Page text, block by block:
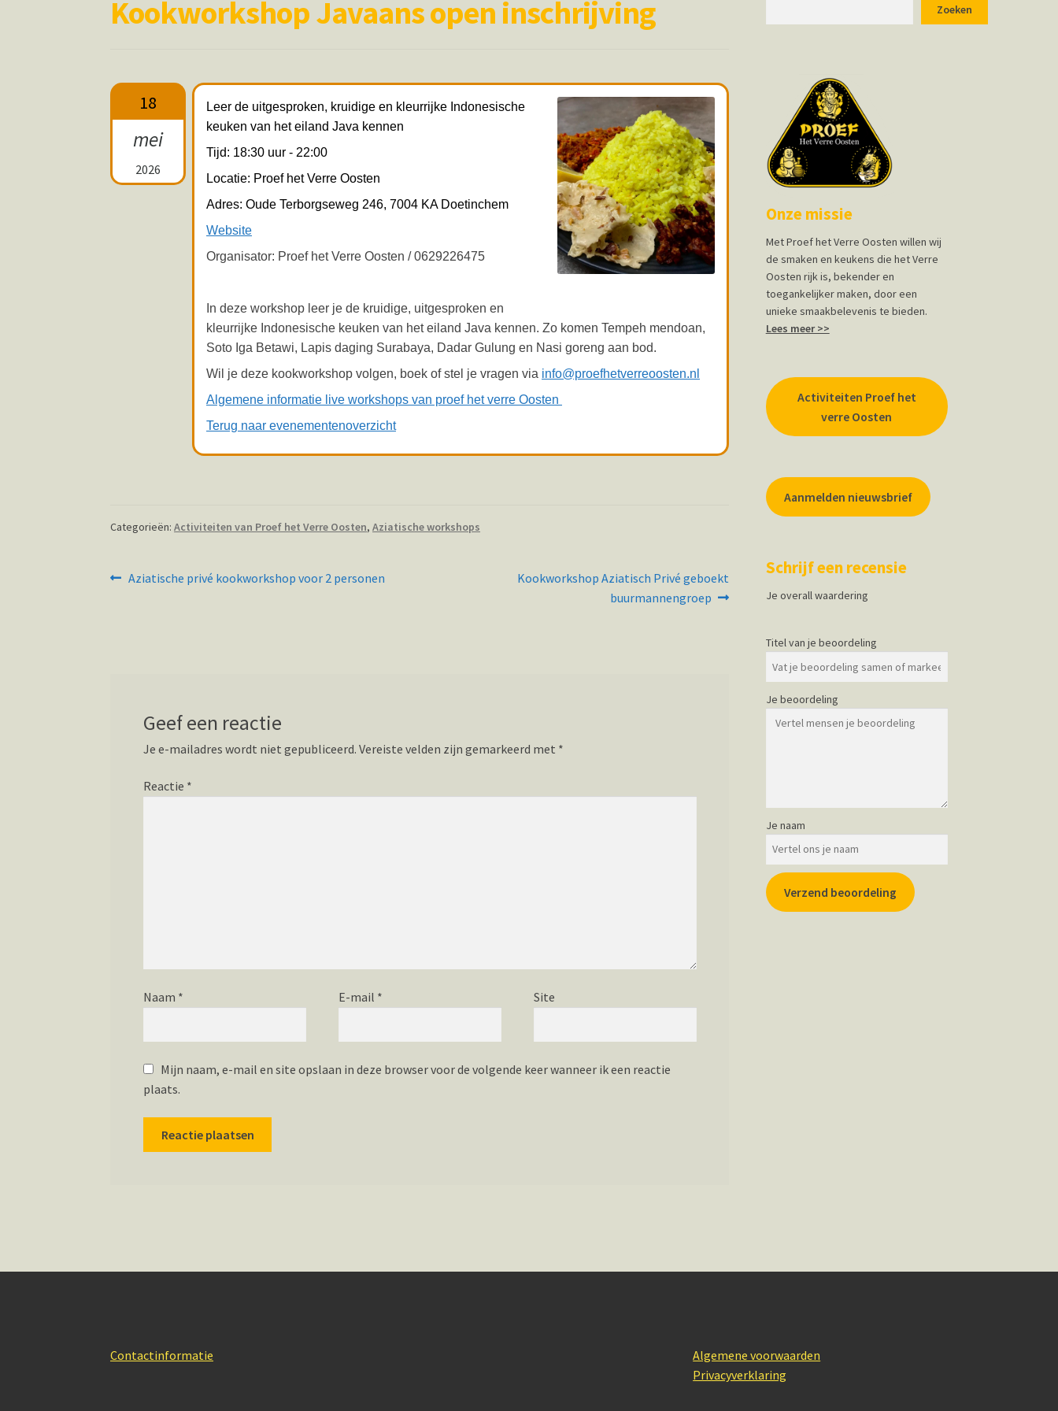
Kookworkshop Javaans open inschrijving
18
mei
2026
Leer de uitgesproken, kruidige en kleurrijke Indonesische
keuken van het eiland Java kennen
Tijd: 18:30 uur - 22:00
Locatie: Proef het Verre Oosten
Adres: Oude Terborgseweg 246, 7004 KA Doetinchem
Website
Organisator: Proef het Verre Oosten / 0629226475
In deze workshop leer je de kruidige, uitgesproken en
kleurrijke Indonesische keuken van het eiland Java kennen. Zo komen Tempeh mendoan,
Soto Iga Betawi, Lapis daging Surabaya, Dadar Gulung en Nasi goreng aan bod.
Wil je deze kookworkshop volgen, boek of stel je vragen via info@proefhetverreoosten.nl
Algemene informatie live workshops van proef het verre Oosten
Terug naar evenementenoverzicht
Categorieën:Activiteiten van Proef het Verre Oosten,Aziatische workshops
Bericht
Vorig
Aziatische privé kookworkshop voor 2 personen
Volgend
Kookworkshop Aziatisch Privé geboekt
buurmannengroep
Geef een reactie
Je e-mailadres wordt niet gepubliceerd. Vereiste velden zijn gemarkeerd met *
Reactie *
Naam * E-mail * Site
Mijn naam, e-mail en site opslaan in deze browser voor de volgende keer wanneer ik een reactie
plaats.
Zoeken
Onze missie
Met Proef het Verre Oosten willen wij
de smaken en keukens die het Verre
Oosten rijk is, bekender en
toegankelijker maken, door een
unieke smaakbelevenis te bieden.
Lees meer >>
Activiteiten Proef het
verre Oosten
Aanmelden nieuwsbrief
Schrijf een recensie
Je overall waardering
Titel van je beoordeling
Je beoordeling
Je naam
Verzend beoordeling
Contactinformatie
Algemene voorwaarden
Privacyverklaring